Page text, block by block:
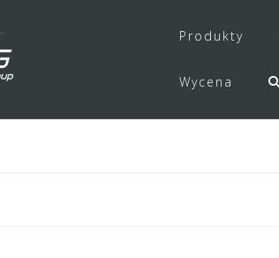
Produkty
Wycena